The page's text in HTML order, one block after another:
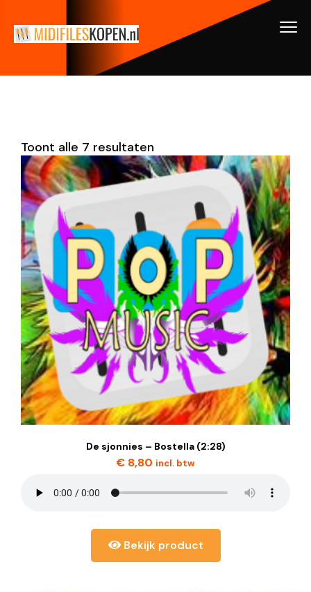
Toont alle 7 resultaten
De sjonnies – Bostella (2:28)
€ 8,80 incl. btw
Bekijk product